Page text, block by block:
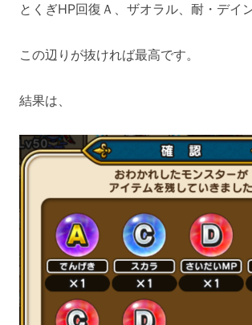
とくぎHP回復Ａ、ザオラル、耐・デイ
この辺りが抜ければ最高です。
結果は、